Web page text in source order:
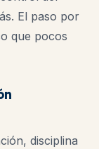
El paso por
que pocos
disciplina